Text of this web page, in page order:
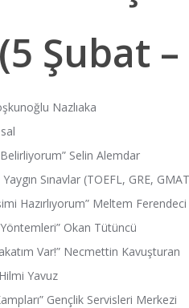
Şubat
Nazlıaka
Selin Alemdar
Sınavlar (TOEFL, GRE,
Hazırlıyorum” Meltem
Okan Tütüncü
Var!” Necmettin Kavuşturan
Yavuz
Gençlik Servisleri Merkezi